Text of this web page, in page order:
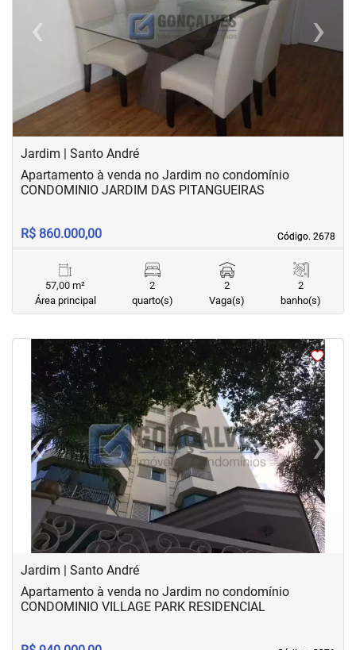
‹Previous ›Next
Jardim | Santo André
Código. 2678
Código. 2678
Apartamento à venda no Jardim no condomínio
CONDOMINIO JARDIM DAS PITANGUEIRAS
R$ 860.000,00
57,00 m²
Área principal
2
quarto(s)
2
Vaga(s)
2
banho(s)
<
‹Previous ›Next
Jardim | Santo André
Apartamento à venda no Jardim no condomínio
CONDOMINIO VILLAGE PARK RESIDENCIAL